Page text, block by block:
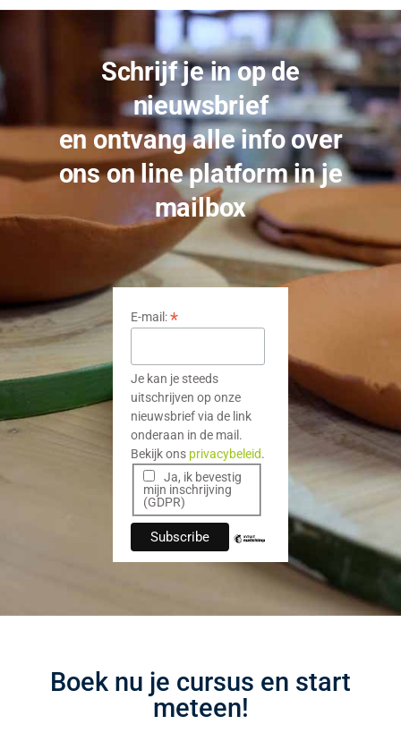
Schrijf je in op de
nieuwsbrief
en ontvang alle info over
ons on line platform in je
mailbox
E-mail:*
Je kan je steeds
uitschrijven op onze
nieuwsbrief via de link
onderaan in de mail.
Bekijk ons privacybeleid.
Ja, ik bevestig
mijn inschrijving
(GDPR)
Boek nu je cursus en start
meteen!